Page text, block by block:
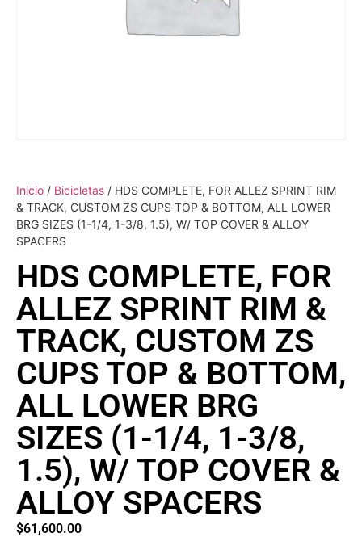
Inicio / Bicicletas / HDS COMPLETE, FOR ALLEZ SPRINT RIM
& TRACK, CUSTOM ZS CUPS TOP & BOTTOM, ALL LOWER
BRG SIZES (1-1/4, 1-3/8, 1.5), W/ TOP COVER & ALLOY
SPACERS
HDS COMPLETE, FOR
ALLEZ SPRINT RIM &
TRACK, CUSTOM ZS
CUPS TOP & BOTTOM,
ALL LOWER BRG
SIZES (1-1/4, 1-3/8,
1.5), W/ TOP COVER &
ALLOY SPACERS
$61,600.00